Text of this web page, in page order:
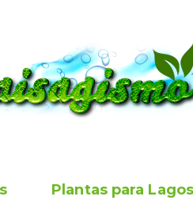
Plantas para Lagos